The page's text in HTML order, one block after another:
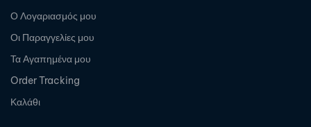
Ο Λογαριασμός μου
Οι Παραγγελίες μου
Τα Αγαπημένα μου
Order Tracking
Καλάθι